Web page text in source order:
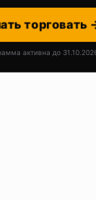
торговать
активна до